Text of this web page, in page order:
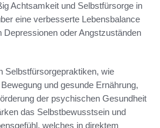
Achtsamkeit und Selbstfürsorge in
eine verbesserte Lebensbalance
Depressionen oder Angstzuständen
Selbstfürsorgepraktiken, wie
und gesunde Ernährung,
der psychischen Gesundheit
das Selbstbewusstsein und
welches in direktem